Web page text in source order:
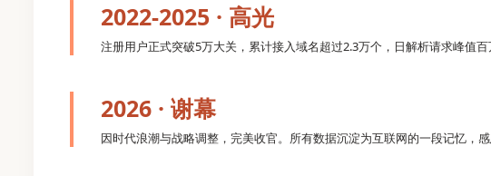
2022-2025 · 高光
注册用户正式突破5万大关，累计接入域名超过2.3万个，日解析请求峰值
2026 · 谢幕
因时代浪潮与战略调整，完美收官。所有数据沉淀为互联网的一段记忆，感